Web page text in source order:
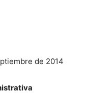
de 2014